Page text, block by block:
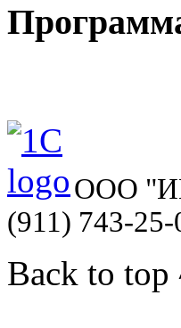
ООО
(911) 743-
Back to top